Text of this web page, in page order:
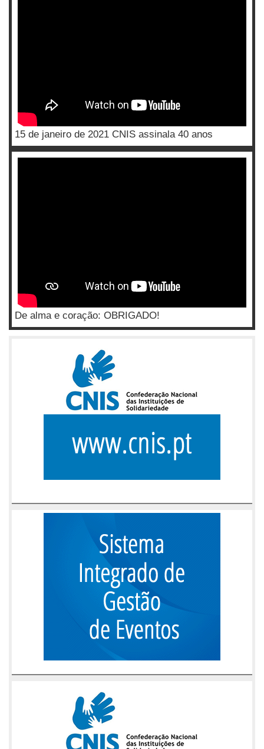
15 de janeiro de 2021 CNIS assinala 40 anos
De alma e coração: OBRIGADO!